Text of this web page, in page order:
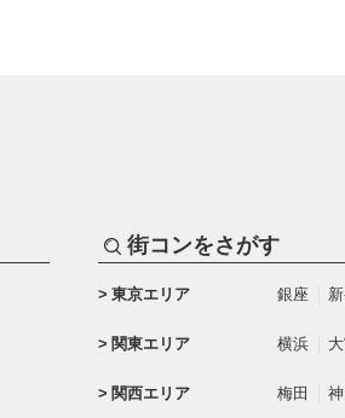
街コンをさがす
東京エリア 銀座
関東エリア 横浜
関西エリア 梅田